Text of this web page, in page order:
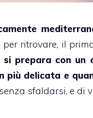
ritrovare, il
prepara con un
delicata e
sfaldarsi, e di